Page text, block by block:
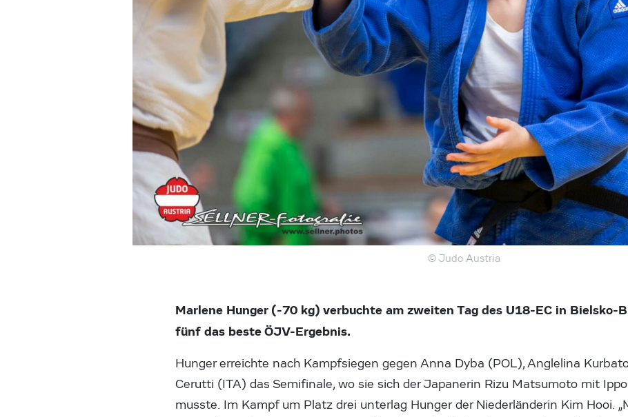
© Judo Austria
Marlene Hunger (-70 kg) verbuchte am zweiten Tag des U18-EC in Bielsko-
fünf das beste ÖJV-Ergebnis.
Hunger erreichte nach Kampfsiegen gegen Anna Dyba (POL), Anglelina
Cerutti (ITA) das Semifinale, wo sie sich der Japanerin Rizu Matsumoto mit
musste. Im Kampf um Platz drei unterlag Hunger der Niederländerin Kim Hooi.